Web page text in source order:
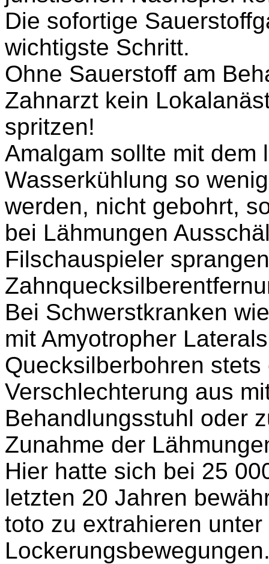
Die sofortige
wichtigste Schritt.
Ohne Sauerstoff am
Zahnarzt kein
spritzen!
Amalgam sollte mit dem
Wasserkühlung so
werden, nicht gebohrt,
bei Lähmungen
Filschauspieler
Bei Schwerstkranken
mit Amyotropher
Quecksilberbohren
Verschlechterung aus
Behandlungsstuhl oder
Zunahme der
Hier hatte sich bei 25
letzten 20 Jahren
toto zu extrahieren